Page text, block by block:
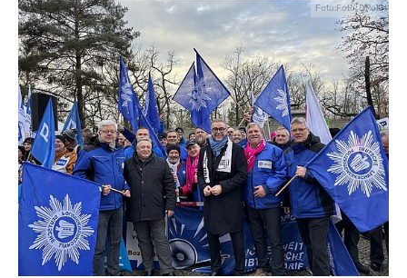
Foto:Foto: DPolG